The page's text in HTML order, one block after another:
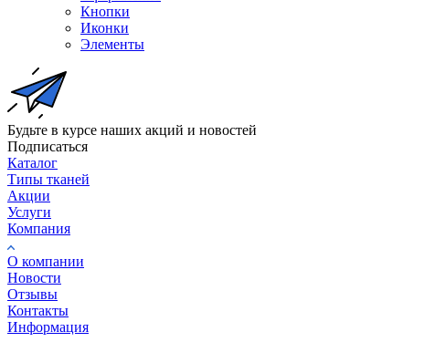
Кнопки
Иконки
Элементы
Будьте в курсе наших акций и новостей
Подписаться
Каталог
Типы тканей
Акции
Услуги
Компания
О компании
Новости
Отзывы
Контакты
Информация